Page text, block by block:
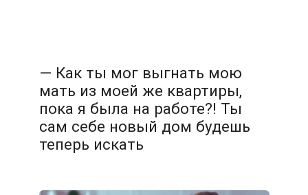
— Как ты мог выгнать мою
мать из моей же квартиры,
пока я была на работе?! Ты
сам себе новый дом будешь
теперь искать